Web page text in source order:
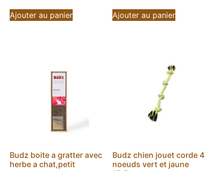
Ajouter au panier Ajouter au panier
Budz boite a gratter avec
herbe a chat,petit
Budz chien jouet corde 4
noeuds vert et jaune